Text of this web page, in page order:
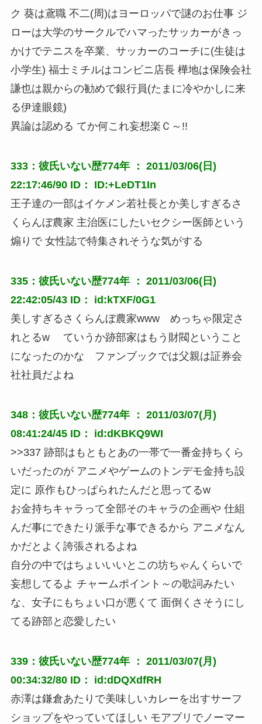
ク 葵は鳶職 不二(周)はヨーロッパで謎のお仕事 ジ
ローは大学のサークルでハマったサッカーがきっ
かけでテニスを卒業、サッカーのコーチに(生徒は
小学生) 福士ミチルはコンビニ店長 樺地は保険会社
謙也は親からの勧めで銀行員(たまに冷やかしに来
る伊達眼鏡)
異論は認める てか何これ妄想楽Ｃ～!!
333：彼氏いない歴774年 ： 2011/03/06(日)
22:17:46/90 ID： ID:+LeDT1In
王子達の一部はイケメン若社長とか美しすぎるさ
くらんぼ農家 主治医にしたいセクシー医師という
煽りで 女性誌で特集されそうな気がする
335：彼氏いない歴774年 ： 2011/03/06(日)
22:42:05/43 ID： id:kTXF/0G1
美しすぎるさくらんぼ農家www めっちゃ限定さ
れとるw ていうか跡部家はもう財閥ということ
になったのかな ファンブックでは父親は証券会
社社員だよね
348：彼氏いない歴774年 ： 2011/03/07(月)
08:41:24/45 ID： id:dKBKQ9WI
>>337 跡部はもともとあの一帯で一番金持ちくら
いだったのが アニメやゲームのトンデモ金持ち設
定に 原作もひっぱられたんだと思ってるw
お金持ちキャラって全部そのキャラの企画や 仕組
んだ事にできたり派手な事できるから アニメなん
かだとよく誇張されるよね
自分の中ではちょいいいとこの坊ちゃんくらいで
妄想してるよ チャームポイント～の歌詞みたい
な、女子にもちょい口が悪くて 面倒くさそうにし
てる跡部と恋愛したい
339：彼氏いない歴774年 ： 2011/03/07(月)
00:34:32/80 ID： id:dDQXdfRH
赤澤は鎌倉あたりで美味しいカレーを出すサーフ
ショップをやっていてほしい モアプリでノーマー